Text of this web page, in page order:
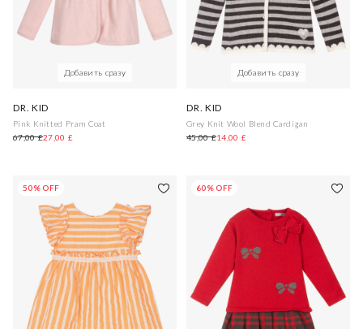
Добавить сразу
DR. KID
Pink Knitted Pram Coat
67,00 £27,00 £
Добавить сразу
DR. KID
Grey Knit Wool Blend Cardigan
45,00 £14,00 £
50% OFF 60% OFF